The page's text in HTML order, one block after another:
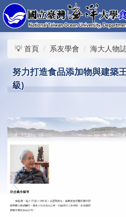
跳
到
主
要
💡 首頁 系友學會 海大人物
努力打造食品添加物與建築
級)
‹